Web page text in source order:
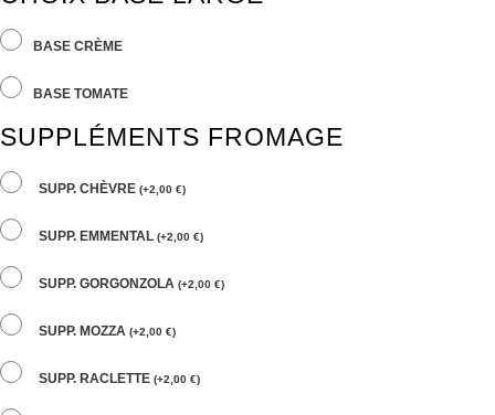
BASE CRÈME
BASE TOMATE
SUPPLÉMENTS FROMAGE
SUPP. CHÈVRE (+2,00 €)
SUPP. EMMENTAL (+2,00 €)
SUPP. GORGONZOLA (+2,00 €)
SUPP. MOZZA (+2,00 €)
SUPP. RACLETTE (+2,00 €)